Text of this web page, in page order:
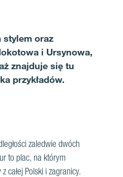
stylem oraz
i Ursynowa,
znajduje się tu
przykładów.
zaledwie dwóch
to plac, na którym
całej Polski i zagranicy.